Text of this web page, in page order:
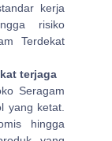
kerja
risiko
Terdekat
terjaga
Seragam
yang ketat.
hingga